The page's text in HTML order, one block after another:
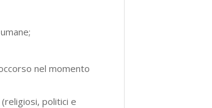
nel momento
politici e